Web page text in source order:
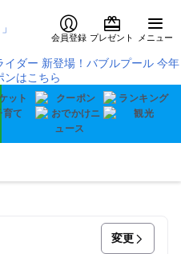
会員登録 プレゼント メニュー
変更